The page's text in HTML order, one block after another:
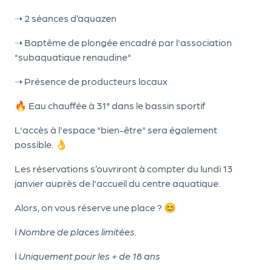
➝ 2 séances d’aquazen
➝ Baptême de plongée encadré par l'association
"subaquatique renaudine"
➝ Présence de producteurs locaux
🔥 Eau chauffée à 31° dans le bassin sportif
L'accès à l'espace "bien-être" sera également
possible. 👌
Les réservations s’ouvriront à compter du lundi 13
janvier auprès de l'accueil du centre aquatique.
Alors, on vous réserve une place ? 😊
ℹ Nombre de places limitées.
ℹ Uniquement pour les + de 18 ans
os
se
rvi
ce
s
L
e
k
it
d
e